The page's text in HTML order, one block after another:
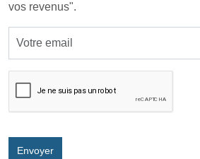
vos revenus".
Envoyer